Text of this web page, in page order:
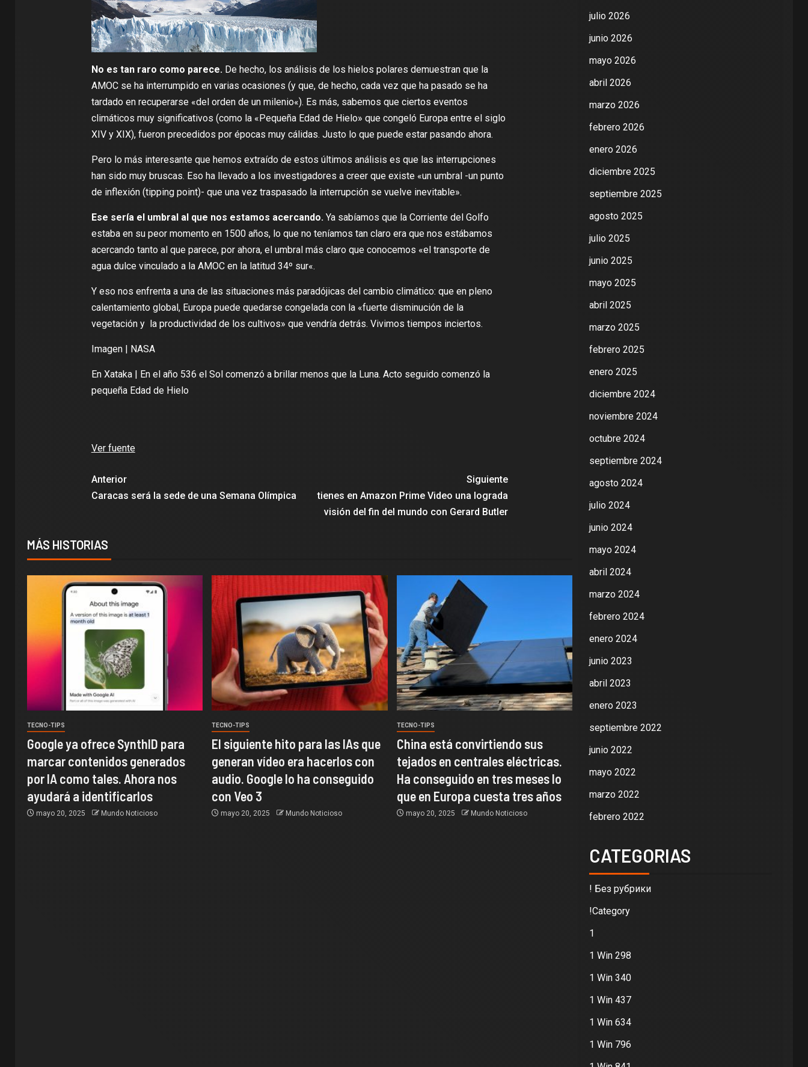
No es tan raro como parece.De hecho, los análisis de los hielos polares demuestran que la
AMOC se ha interrumpido en varias ocasiones (y que, de hecho, cada vez que ha pasado se ha
tardado en recuperarse «del orden de un milenio«). Es más, sabemos que ciertos eventos
climáticos muy significativos (como la «Pequeña Edad de Hielo» que congeló Europa entre el siglo
XIV y XIX), fueron precedidos por épocas muy cálidas. Justo lo que puede estar pasandoahora.
Pero lo más interesante que hemos extraído de estos últimos análisis es que las interrupciones
han sido muy bruscas. Eso ha llevado a los investigadores a creer que existe«un umbral -un punto
de inflexión (tipping point)- que una vez traspasado la interrupción se vuelve inevitable».
Ese sería el umbral al que nos estamos acercando.Ya sabíamos que la Corriente del Golfo
estaba en su peor momento en 1500 años, lo que no teníamos tan claro era que nos estábamos
acercando tanto al que parece, por ahora, el umbral más claro que conocemos «el transporte de
agua dulce vinculado a la AMOC en la latitud 34º sur«.
Y eso nos enfrenta a una de las situaciones más paradójicas del cambio climático: que en pleno
calentamiento global, Europa puede quedarse congelada con la «fuerte disminución de la
vegetación y la productividad de los cultivos» que vendría detrás. Vivimos tiempos inciertos.
Imagen | NASA
En Xataka | En el año 536 el Sol comenzó a brillar menos que la Luna. Acto seguido comenzó la
pequeña Edad de Hielo
Ver fuente
Anterior
Caracas será la sede de una Semana Olímpica
Siguiente
tienes en Amazon Prime Video una lograda
visión del fin del mundo con Gerard Butler
MÁS HISTORIAS
TECNO-TIPS
Google ya ofrece SynthID para
marcar contenidos generados
por IA como tales. Ahora nos
ayudará a identificarlos
mayo 20, 2025 Mundo Noticioso
TECNO-TIPS
El siguiente hito para las IAs que
generan vídeo era hacerlos con
audio. Google lo ha conseguido
con Veo 3
mayo 20, 2025 Mundo Noticioso
TECNO-TIPS
China está convirtiendo sus
tejados en centrales eléctricas.
Ha conseguido en tres meses lo
que en Europa cuesta tres años
mayo 20, 2025 Mundo Noticioso
julio 2026
junio 2026
mayo 2026
abril 2026
marzo 2026
febrero 2026
enero 2026
diciembre 2025
septiembre 2025
agosto 2025
julio 2025
junio 2025
mayo 2025
abril 2025
marzo 2025
febrero 2025
enero 2025
diciembre 2024
noviembre 2024
octubre 2024
septiembre 2024
agosto 2024
julio 2024
junio 2024
mayo 2024
abril 2024
marzo 2024
febrero 2024
enero 2024
junio 2023
abril 2023
enero 2023
septiembre 2022
junio 2022
mayo 2022
marzo 2022
febrero 2022
CATEGORIAS
! Без рубрики
!Category
1
1 Win 298
1 Win 340
1 Win 437
1 Win 634
1 Win 796